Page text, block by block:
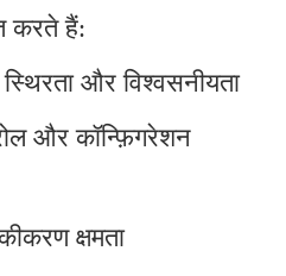
करते हैं:
स्थिरता और विश्वसनीयता
और कॉन्फ़िगरेशन
क्षमता